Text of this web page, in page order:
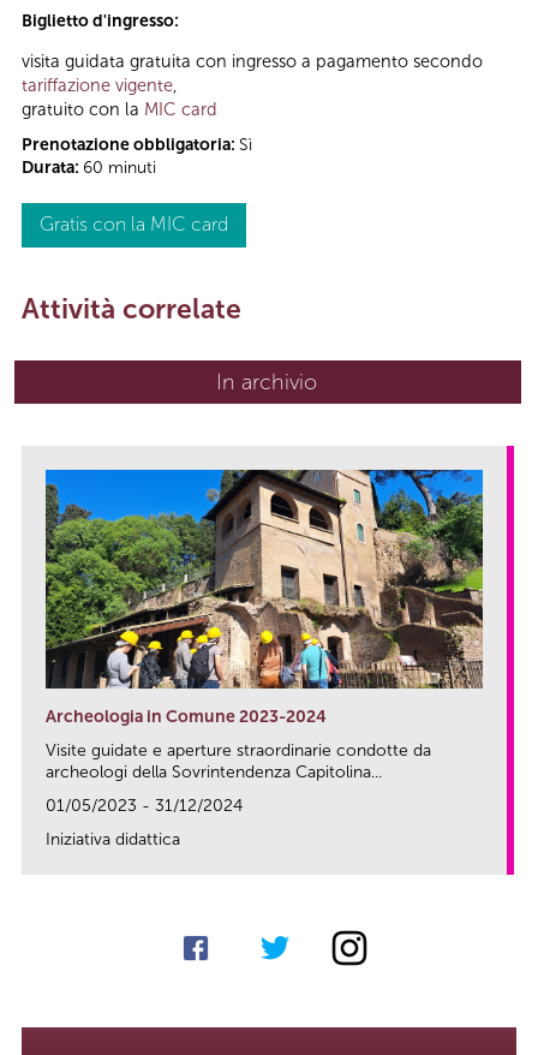
Biglietto d'ingresso:
visita guidata gratuita con ingresso a pagamento secondo
tariffazione vigente,
gratuito con la MIC card
Prenotazione obbligatoria: Sì
Durata: 60 minuti
Gratis con la MIC card
Attività correlate
In archivio
Archeologia in Comune 2023-2024
Visite guidate e aperture straordinarie condotte da
archeologi della Sovrintendenza Capitolina...
01/05/2023 - 31/12/2024
Iniziativa didattica